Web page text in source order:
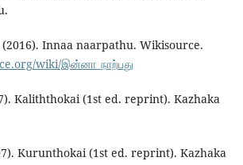
Innaa naarpathu. Wikisource.
wiki/இன்னா_நாற்பது
Kaliththokai (1st ed. reprint). Kazhaka
Kurunthokai (1st ed. reprint). Kazhaka